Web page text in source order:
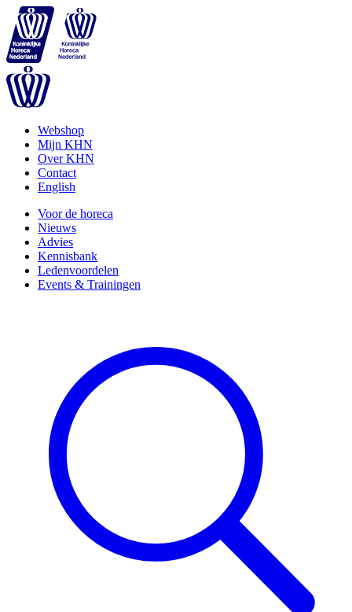
Webshop
Mijn KHN
Over KHN
Contact
English
Voor de horeca
Nieuws
Advies
Kennisbank
Ledenvoordelen
Events & Trainingen